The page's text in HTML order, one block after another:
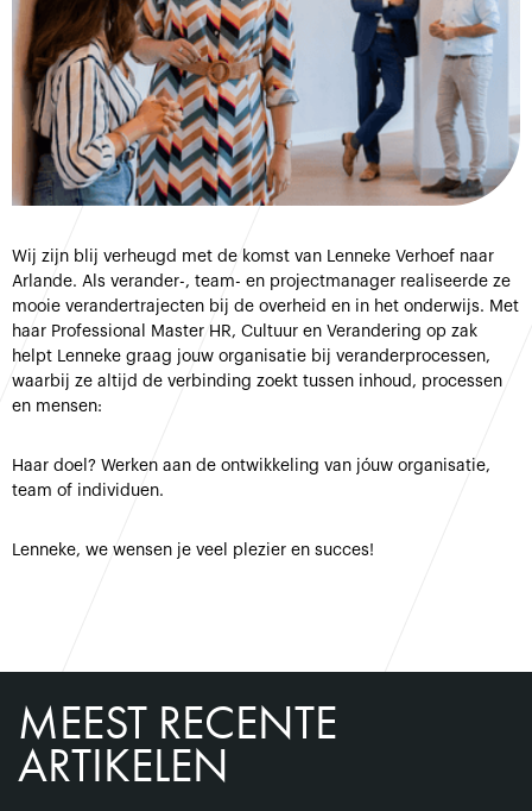
Wij zijn blij verheugd met de komst van Lenneke Verhoef naar
Arlande. Als verander-, team- en projectmanager realiseerde ze
mooie verandertrajecten bij de overheid en in het onderwijs. Met
haar Professional Master HR, Cultuur en Verandering op zak
helpt Lenneke graag jouw organisatie bij veranderprocessen,
waarbij ze altijd de verbinding zoekt tussen inhoud, processen
en mensen:
Haar doel? Werken aan de ontwikkeling van jóuw organisatie,
team of individuen.
Lenneke, we wensen je veel plezier en succes!
MEEST RECENTE
ARTIKELEN